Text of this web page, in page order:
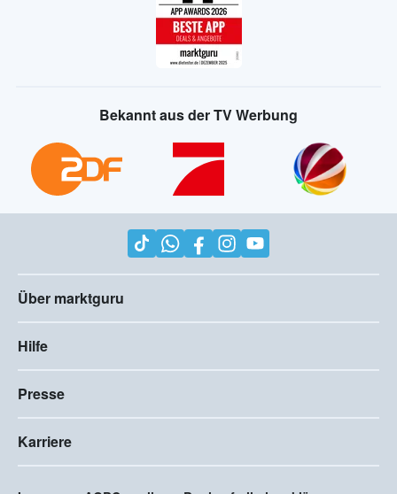
Bekannt aus der TV Werbung
Über marktguru
Hilfe
Presse
Karriere